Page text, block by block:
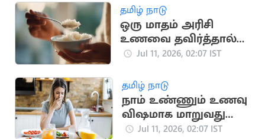
தமிழ் நாடு
ஒரு மாதம் அரிசி
உணவை தவிர்த்தால்
உடலில் நடக்கும்
Jul 11, 2026, 02:07 IST
தமிழ் நாடு
நாம் உண்ணும் உணவு
விஷமாக மாறுவது
ஏன்? அதிர்ச்சித் தகவல்
Jul 11, 2026, 02:07 IST